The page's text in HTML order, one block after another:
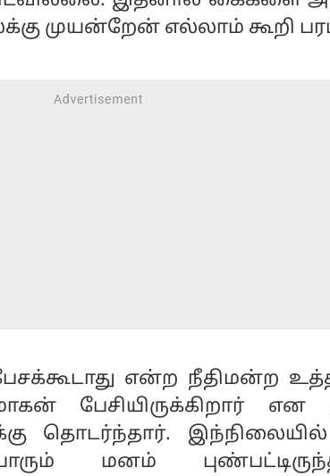
முயன்றேன் எல்லாம் கூறி
என்ற நீதிமன்ற
பேசியிருக்கிறார் என
தொடர்ந்தார்.
மனம்